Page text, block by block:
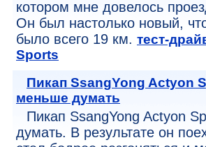
котором мне довелось
Он был настолько новый,
было всего 19 км. тест-
Sports
Пикап SsangYong Actyon
меньше думать
Пикап SsangYong Actyon
думать. В результате он